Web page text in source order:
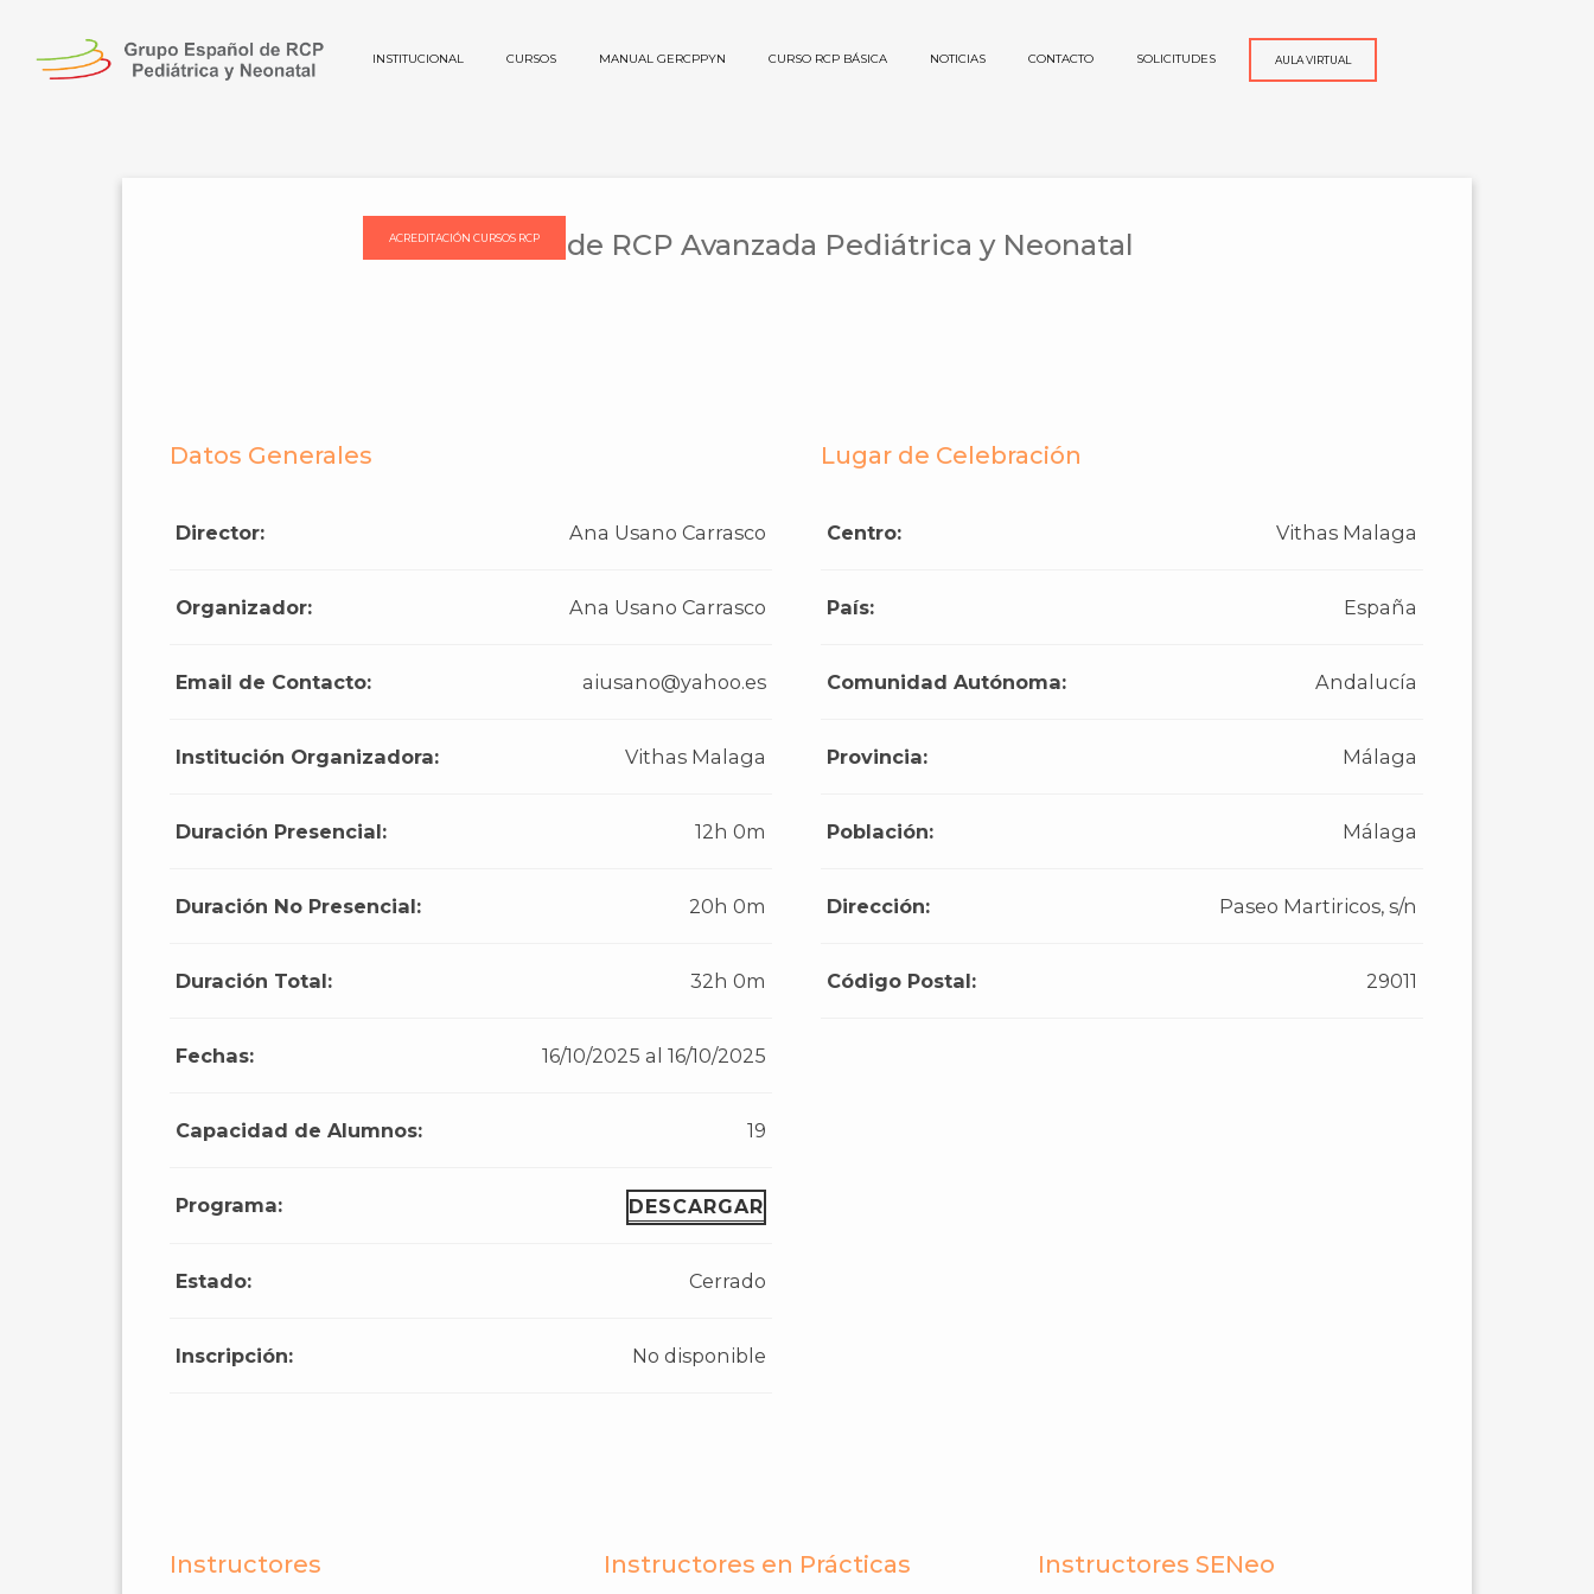
INSTITUCIONAL CURSOS MANUAL GERCPPYN CURSO RCP BÁSICA NOTICIAS CONTACTO SOLICITUDES AULA VIRTUAL
ACREDITACIÓN CURSOS RCP
I Curso de RCP Avanzada Pediátrica y Neonatal
Datos Generales
Director: Ana Usano Carrasco
Organizador: Ana Usano Carrasco
Email de Contacto: aiusano@yahoo.es
Institución Organizadora: Vithas Malaga
Duración Presencial: 12h 0m
Duración No Presencial: 20h 0m
Duración Total: 32h 0m
Fechas: 16/10/2025 al 16/10/2025
Capacidad de Alumnos: 19
Programa: DESCARGAR
Estado: Cerrado
Inscripción: No disponible
Lugar de Celebración
Centro: Vithas Malaga
País: España
Comunidad Autónoma: Andalucía
Provincia: Málaga
Población: Málaga
Dirección: Paseo Martiricos, s/n
Código Postal: 29011
Instructores Instructores en Prácticas Instructores SENeo